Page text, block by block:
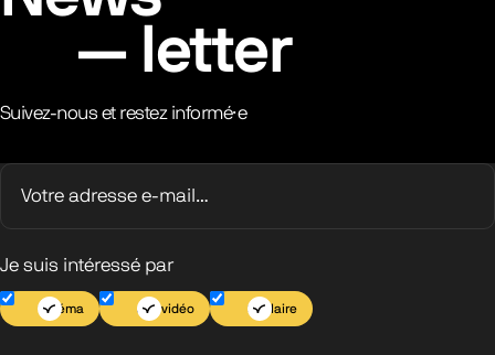
letter
Suivez-nous et restez informé·e
Je suis intéressé par
Cinéma Jeu vidéo Scolaire